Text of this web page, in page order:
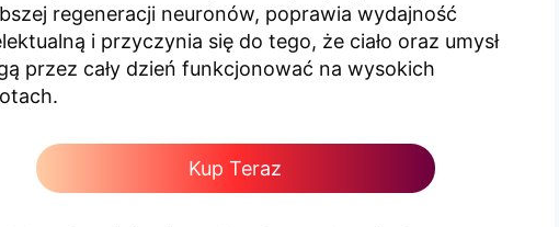
regeneracji neuronów, poprawia wydajność
i przyczynia się do tego, że ciało oraz umysł
przez cały dzień funkcjonować na wysokich
Kup Teraz